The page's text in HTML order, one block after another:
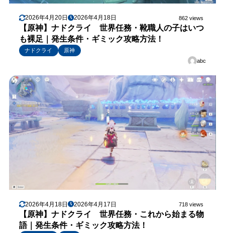
2026年4月20日 2026年4月18日 862 views
【原神】ナドクライ 世界任務・靴職人の子はいつ
も裸足｜発生条件・ギミック攻略方法！
ナドクライ
原神
abc
2026年4月18日 2026年4月17日 718 views
【原神】ナドクライ 世界任務・これから始まる物
語｜発生条件・ギミック攻略方法！